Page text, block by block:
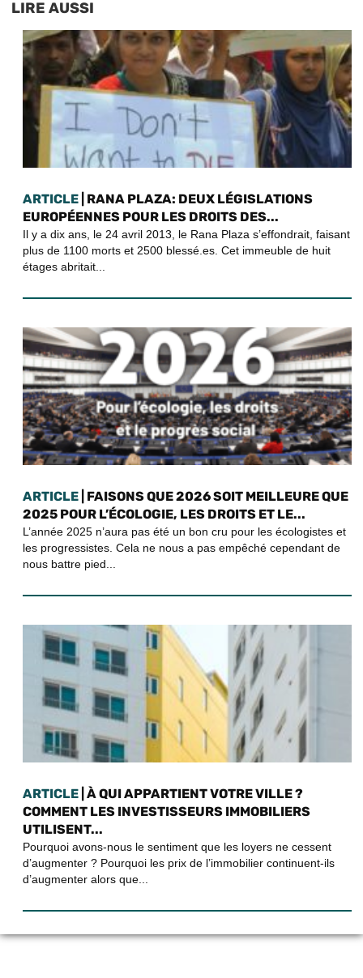
LIRE AUSSI
ARTICLE | RANA PLAZA: DEUX LÉGISLATIONS
EUROPÉENNES POUR LES DROITS DES...
Il y a dix ans, le 24 avril 2013, le Rana Plaza s’effondrait, faisant
plus de 1100 morts et 2500 blessé.es. Cet immeuble de huit
étages abritait...
ARTICLE | FAISONS QUE 2026 SOIT MEILLEURE QUE
2025 POUR L’ÉCOLOGIE, LES DROITS ET LE...
L’année 2025 n’aura pas été un bon cru pour les écologistes et
les progressistes. Cela ne nous a pas empêché cependant de
nous battre pied...
ARTICLE | À QUI APPARTIENT VOTRE VILLE ?
COMMENT LES INVESTISSEURS IMMOBILIERS
UTILISENT...
Pourquoi avons-nous le sentiment que les loyers ne cessent
d’augmenter ? Pourquoi les prix de l’immobilier continuent-ils
d’augmenter alors que...